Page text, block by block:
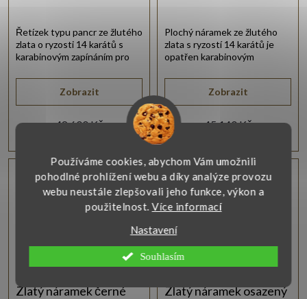
Používáme cookies, abychom Vám umožnili
pohodlné prohlížení webu a díky analýze provozu
webu neustále zlepšovali jeho funkce, výkon a
použitelnost.Více informací
Nastavení
Souhlasím
48 600 Kč
Zobrazit
Řetízek typu pancr ze žlutého
zlata o ryzosti 14 karátů s
karabinovým zapínáním pro
45 140 Kč
Zobrazit
Plochý náramek ze žlutého
zlata s ryzostí 14 karátů je
opatřen karabinovým
Vlastní výroba
Zlatý náramek černé
Vlastní výroba
Zlatý náramek osazený